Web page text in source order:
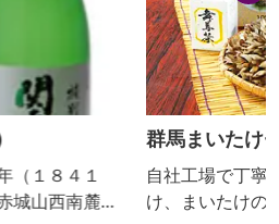
（１８４１
城山西南麓の
群馬まいたけ
自社工場で丁寧
け、まいたけの